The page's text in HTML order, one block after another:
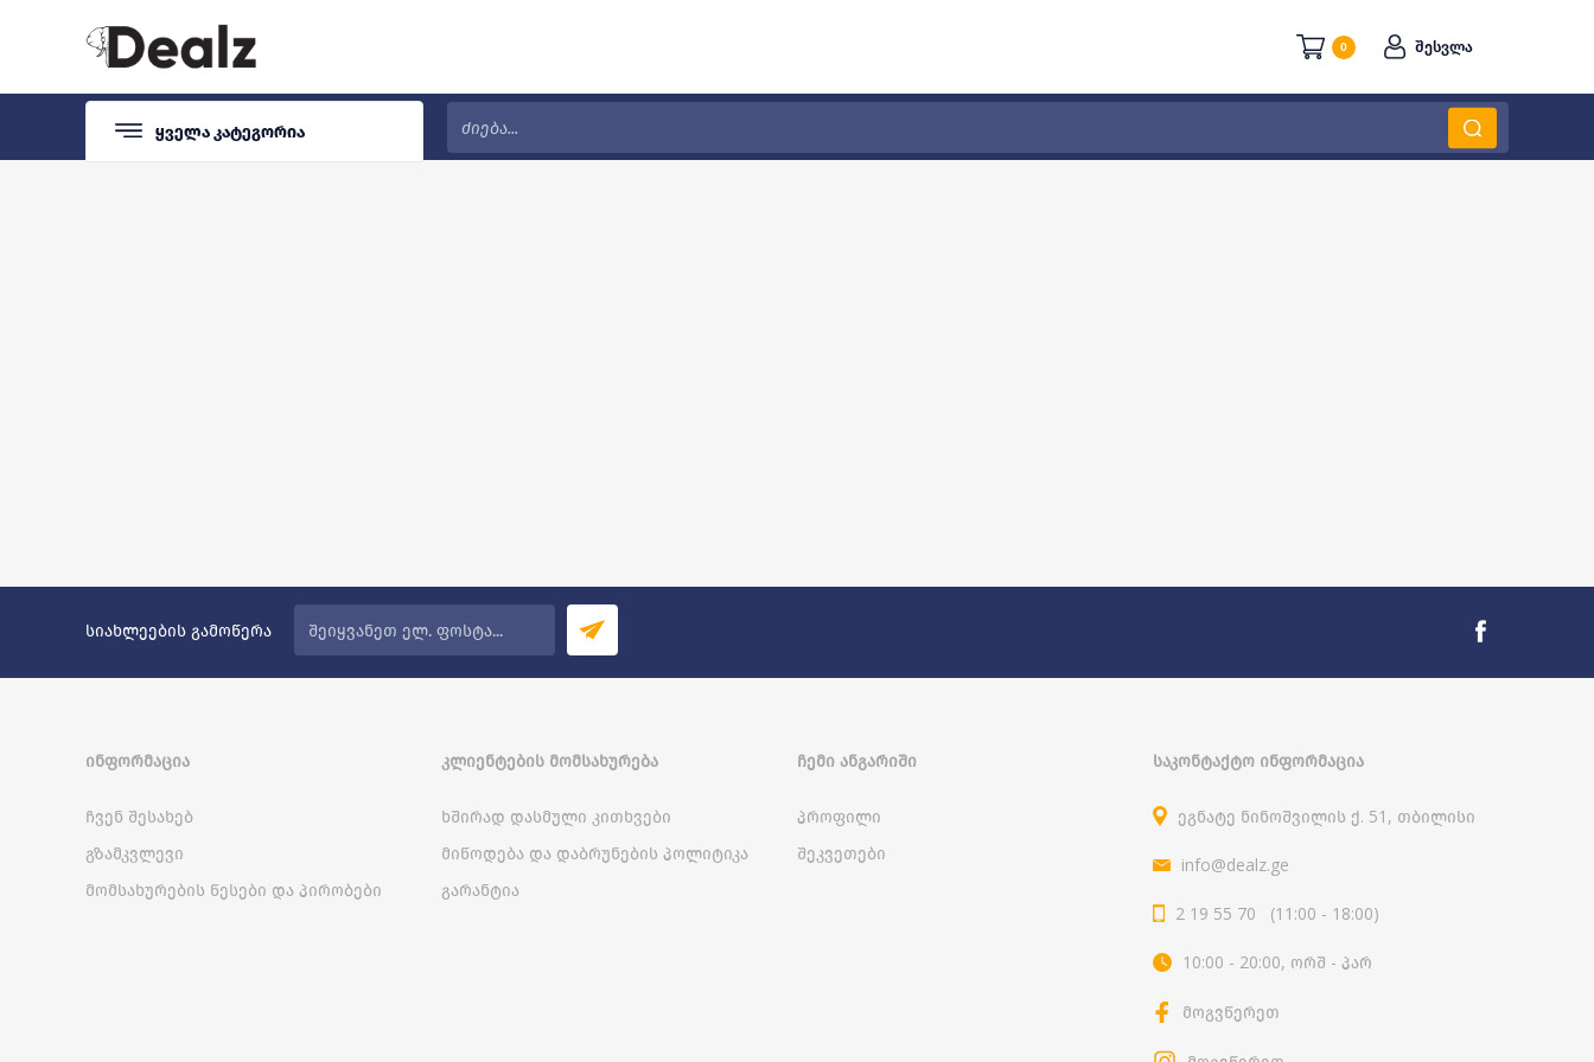
0 შესვლა
Ყველა Კატეგორია
სიახლეების გამოწერა
ᲘᲜᲤᲝᲠᲛᲐᲪᲘᲐ
ჩვენ შესახებ
გზამკვლევი
მომსახურების წესები და პირობები
ᲙᲚᲘᲔᲜᲢᲔᲑᲘᲡ ᲛᲝᲛᲡᲐᲮᲣᲠᲔᲑᲐ
ხშირად დასმული კითხვები
მიწოდება და დაბრუნების პოლიტიკა
გარანტია
ᲩᲔᲛᲘ ᲐᲜᲒᲐᲠᲘᲨᲘ
პროფილი
შეკვეთები
ᲡᲐᲙᲝᲜᲢᲐᲥᲢᲝ ᲘᲜᲤᲝᲠᲛᲐᲪᲘᲐ
ეგნატე ნინოშვილის ქ. 51, თბილისი
info@dealz.ge
2 19 55 70 (11:00 - 18:00)
10:00 - 20:00, ორშ - პარ
მოგვწერეთ